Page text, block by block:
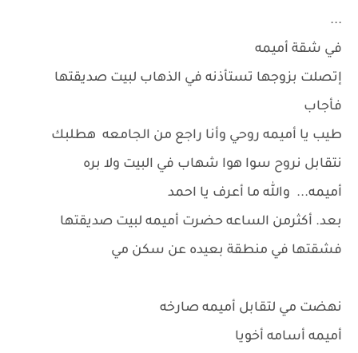
...
في شقة أميمه
إتصلت بزوجها تستأذنه في الذهاب لبيت صديقتها
فأجاب
طيب يا أميمه روحي وأنا راجع من الجامعه هطلبك
نتقابل نروح سوا هوا شهاب في البيت ولا بره
أميمه... والله ما أعرف يا احمد
بعد. أكثرمن الساعه حضرت أميمه لبيت صديقتها
فشقتها في منطقة بعيده عن سكن مي
نهضت مي لتقابل أميمه صارخه
أميمه أسامه أخويا